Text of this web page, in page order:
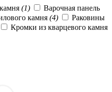
(1)
Варочная панель
камня (4)
Раковины
Кромки из кварцевого камня